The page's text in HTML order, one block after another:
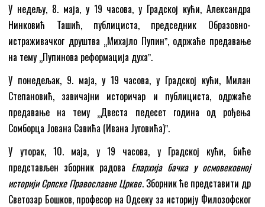
У недељу, 8. маја, у 19 часова, у Градској кући, Александра
Нинковић Ташић, публициста, председник Образовно-
истраживачког друштва „Михајло Пупинˮ, одржаће предавање
на тему „Пупинова реформација духаˮ.
У понедељак, 9. маја, у 19 часова, у Градској кући, Милан
Степановић, завичајни историчар и публициста, одржаће
предавање на тему „Двеста педесет година од рођења
Сомборца Јована Савића (Ивана Југовића)ˮ.
У уторак, 10. маја, у 19 часова, у Градској кући, биће
представљен зборник радова Епархија бачка у осмовековној
историји Српске Православне Цркве. Зборник ће представити др
Светозар Бошков, професор на Одсеку за историју Филозофског